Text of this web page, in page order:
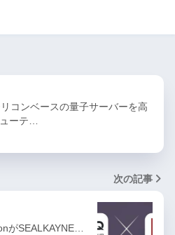
コンベースの量子サーバーを高
ーテ…
次の記事
がSEALKAYNE…